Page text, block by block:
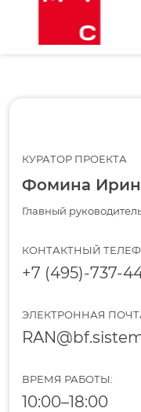
КУРАТОР ПРОЕКТА
Фомина
Главный
КОНТАКТНЫЙ
+7 (495)-737-
ЭЛЕКТРОННАЯ
ВРЕМЯ РАБОТЫ:
10:00–18:00